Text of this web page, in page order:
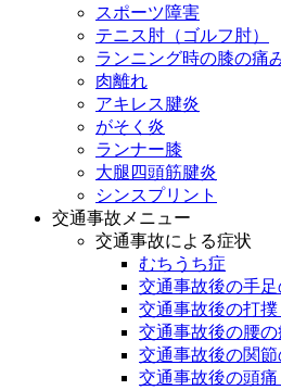
スポーツ障害
テニス肘（ゴルフ肘）
ランニング時の膝の痛
肉離れ
アキレス腱炎
がそく炎
ランナー膝
大腿四頭筋腱炎
シンスプリント
交通事故メニュー
交通事故による症状
むちうち症
交通事故後の手
交通事故後の打
交通事故後の腰
交通事故後の関節
交通事故後の頭